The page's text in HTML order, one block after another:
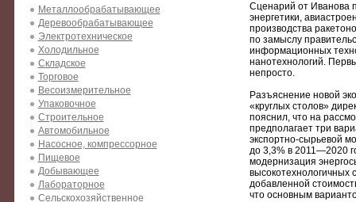
Металлообрабатывающее
Деревообрабатывающее
Электротехническое
Холодильное
Складское
Торговое
Весоизмерительное
Упаковочное
Строительное
Автомобильное
Насосное, компрессорное
Пищевое
Добывающее
Лабораторное
Сельскохозяйственное
Сценарий от Иванова
энергетики,
производства
по замыслу
информационных
нанотехнологий.
непросто.
Разъяснение новой
«круглых столов»
пояснил, что на
предполагает три
экспортно-сырьевой
до 3,3% в 2011—2020
модернизация
высокотехнологичных
добавленной
что основным